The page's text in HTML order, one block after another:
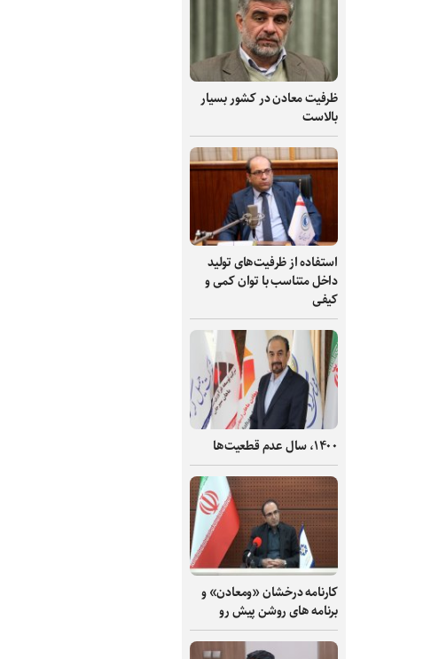
ظرفیت‌ معادن در کشور بسیار
بالاست
استفاده از ظرفیت‌های تولید
داخل متناسب با توان کمی و
کیفی
۱۴۰۰، سال عدم قطعیت‌ها
کارنامه درخشان «ومعادن» و
برنامه های روشن پیش رو